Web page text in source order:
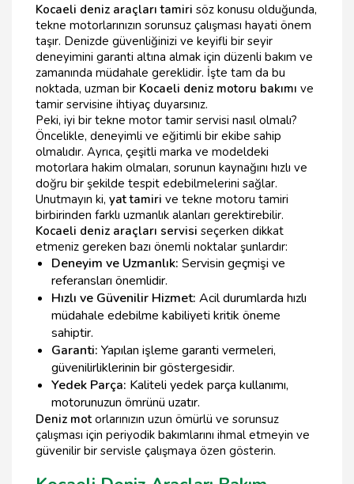
Kocaeli deniz araçları tamiri söz konusu olduğunda,
tekne motorlarınızın sorunsuz çalışması hayati önem
taşır. Denizde güvenliğinizi ve keyifli bir seyir
deneyimini garanti altına almak için düzenli bakım ve
zamanında müdahale gereklidir. İşte tam da bu
noktada, uzman bir Kocaeli deniz motoru bakımı ve
tamir servisine ihtiyaç duyarsınız.
Peki, iyi bir tekne motor tamir servisi nasıl olmalı?
Öncelikle, deneyimli ve eğitimli bir ekibe sahip
olmalıdır. Ayrıca, çeşitli marka ve modeldeki
motorlara hakim olmaları, sorunun kaynağını hızlı ve
doğru bir şekilde tespit edebilmelerini sağlar.
Unutmayın ki, yat tamiri ve tekne motoru tamiri
birbirinden farklı uzmanlık alanları gerektirebilir.
Kocaeli deniz araçları servisi seçerken dikkat
etmeniz gereken bazı önemli noktalar şunlardır:
Deneyim ve Uzmanlık: Servisin geçmişi ve
referansları önemlidir.
Hızlı ve Güvenilir Hizmet: Acil durumlarda hızlı
müdahale edebilme kabiliyeti kritik öneme
sahiptir.
Garanti: Yapılan işleme garanti vermeleri,
güvenilirliklerinin bir göstergesidir.
Yedek Parça: Kaliteli yedek parça kullanımı,
motorunuzun ömrünü uzatır.
Deniz mot orlarınızın uzun ömürlü ve sorunsuz
çalışması için periyodik bakımlarını ihmal etmeyin ve
güvenilir bir servisle çalışmaya özen gösterin.